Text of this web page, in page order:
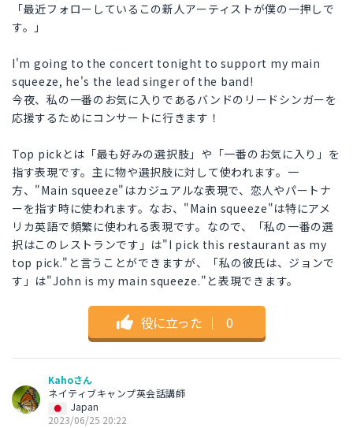
「最近フォローしているこの新人アーティストが僕の一押しで
す。」
I'm going to the concert tonight to support my main
squeeze, he's the lead singer of the band!
今夜、私の一番のお気に入りであるバンドのリードシンガーを
応援するためにコンサートに行きます！
Top pickとは「最も好みの選択肢」や「一番のお気に入り」を
指す表現です。主に物や選択肢に対して使われます。一
方、"Main squeeze"はカジュアルな表現で、恋人やパートナ
ーを指す時に使われます。なお、"Main squeeze"は特にアメ
リカ英語で頻繁に使われる表現です。なので、「私の一番の選
択はこのレストランです」は"I pick this restaurant as my
top pick."と言うことができますが、「私の彼氏は、ジョンで
す」は"John is my main squeeze."と表現できます。
役に立った ｜ 0
Kahoさん
ネイティブキャンプ英会話講師
Japan
2023/06/25 20:22